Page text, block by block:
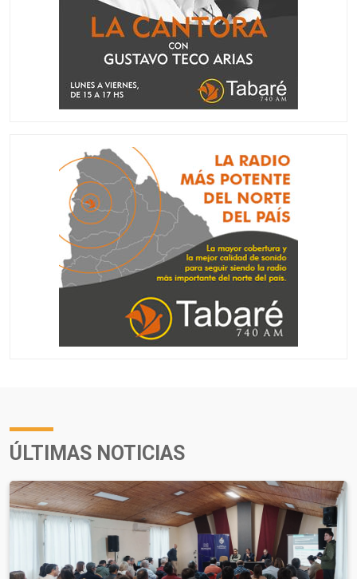
ÚLTIMAS NOTICIAS